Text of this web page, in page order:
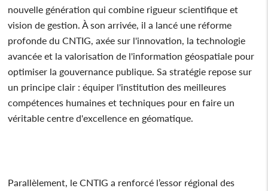
nouvelle génération qui combine rigueur scientifique et
vision de gestion. À son arrivée, il a lancé une réforme
profonde du CNTIG, axée sur l'innovation, la technologie
avancée et la valorisation de l'information géospatiale pour
optimiser la gouvernance publique. Sa stratégie repose sur
un principe clair : équiper l'institution des meilleures
compétences humaines et techniques pour en faire un
véritable centre d'excellence en géomatique.
Parallèlement, le CNTIG a renforcé l’essor régional des